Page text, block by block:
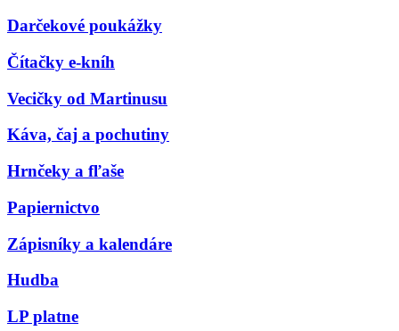
Darčekové poukážky
Čítačky e-kníh
Vecičky od Martinusu
Káva, čaj a pochutiny
Hrnčeky a fľaše
Papiernictvo
Zápisníky a kalendáre
Hudba
LP platne